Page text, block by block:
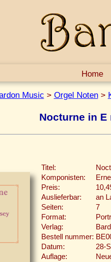
Home
Music > Orgel Noten>
Nocturne in E
Titel:
Komponisten:
Preis:
Auslieferbar:
an
Seiten:
7
Format:
Verlag:
Bestell nummer:
Datum:
28-
Auflage: